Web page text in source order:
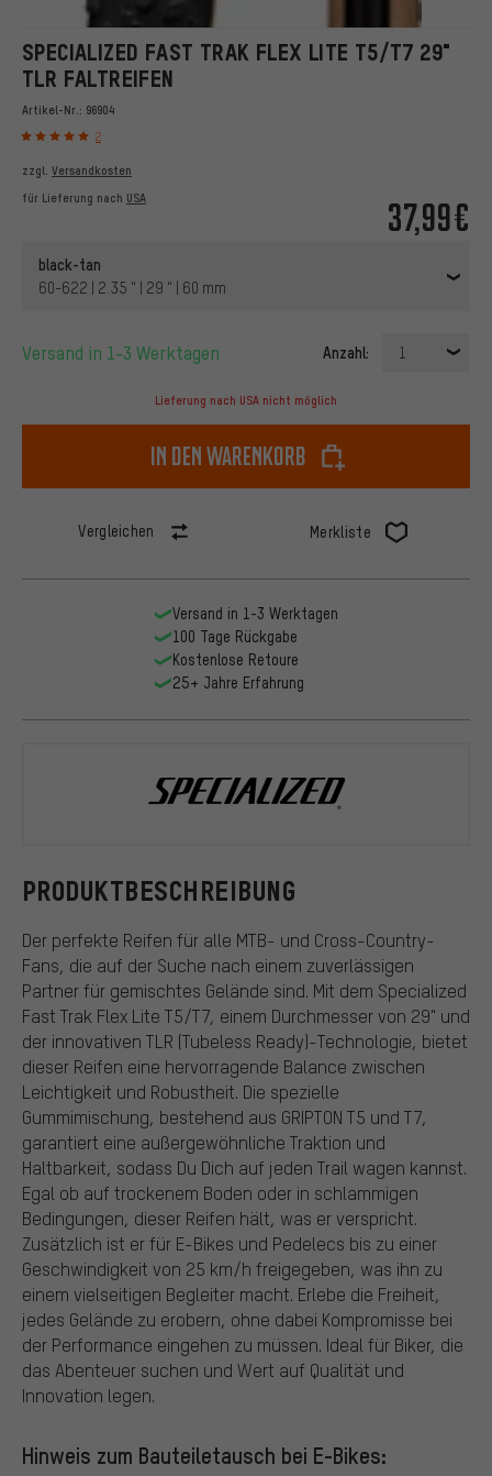
SPECIALIZED FAST TRAK FLEX LITE T5/T7 29"
TLR FALTREIFEN
Artikel-Nr.: 96904
2
37,99€
zzgl. Versandkosten
für Lieferung nach USA
black-tan
60-622 | 2.35 " | 29 " | 60 mm
Versand in 1-3 Werktagen Anzahl: 1
Lieferung nach USA nicht möglich
In den Warenkorb
Vergleichen Merkliste
PRODUKTBESCHREIBUNG
Der perfekte Reifen für alle MTB- und Cross-Country-
Fans, die auf der Suche nach einem zuverlässigen
Partner für gemischtes Gelände sind. Mit dem Specialized
Fast Trak Flex Lite T5/T7, einem Durchmesser von 29" und
der innovativen TLR (Tubeless Ready)-Technologie, bietet
dieser Reifen eine hervorragende Balance zwischen
Leichtigkeit und Robustheit. Die spezielle
Gummimischung, bestehend aus GRIPTON T5 und T7,
garantiert eine außergewöhnliche Traktion und
Haltbarkeit, sodass Du Dich auf jeden Trail wagen kannst.
Egal ob auf trockenem Boden oder in schlammigen
Bedingungen, dieser Reifen hält, was er verspricht.
Zusätzlich ist er für E-Bikes und Pedelecs bis zu einer
Geschwindigkeit von 25 km/h freigegeben, was ihn zu
einem vielseitigen Begleiter macht. Erlebe die Freiheit,
jedes Gelände zu erobern, ohne dabei Kompromisse bei
der Performance eingehen zu müssen. Ideal für Biker, die
das Abenteuer suchen und Wert auf Qualität und
Innovation legen.
Hinweis zum Bauteiletausch bei E-Bikes:
Versand in 1-3 Werktagen
100 Tage Rückgabe
Kostenlose Retoure
25+ Jahre Erfahrung